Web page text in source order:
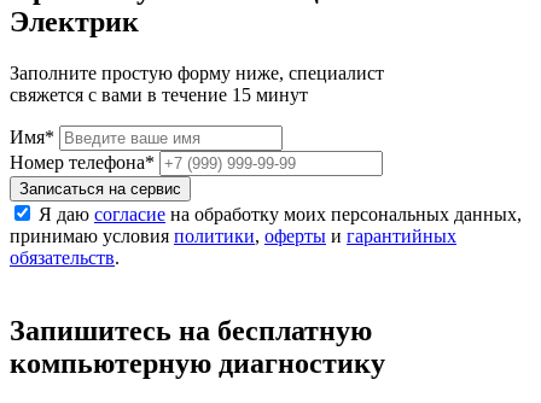
Электрик
Заполните простую форму ниже, специалист
свяжется с вами в течение 15 минут
Имя*
Номер телефона*
Записаться на сервис
Я даю согласие на обработку моих персональных данных,
принимаю условия политики, оферты и гарантийных
обязательств.
Запишитесь на бесплатную
компьютерную диагностику